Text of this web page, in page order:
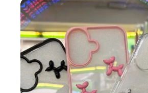
Las
se
pueden
elegir
la
página
de
producto